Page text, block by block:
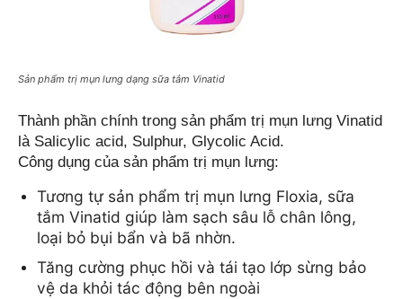
Sản phẩm trị mụn lưng dạng sữa tắm Vinatid
Thành phần chính trong sản phẩm trị mụn lưng Vinatid
là Salicylic acid, Sulphur, Glycolic Acid.
Công dụng của sản phẩm trị mụn lưng:
Tương tự sản phẩm trị mụn lưng Floxia, sữa
tắm Vinatid giúp làm sạch sâu lỗ chân lông,
loại bỏ bụi bẩn và bã nhờn.
Tăng cường phục hồi và tái tạo lớp sừng bảo
vệ da khỏi tác động bên ngoài